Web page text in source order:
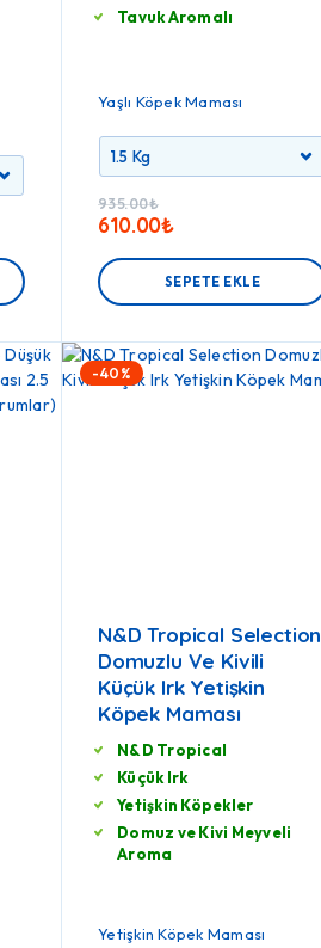
Tavuk Aromalı
Yaşlı Köpek Maması
935.00₺
610.00₺
SEPETE EKLE
-40%
N&D Tropical Selection
Domuzlu Ve Kivili
Küçük Irk Yetişkin
Köpek Maması
N&D Tropical
Küçük Irk
Yetişkin Köpekler
Domuz ve Kivi Meyveli
Aroma
Yetişkin Köpek Maması